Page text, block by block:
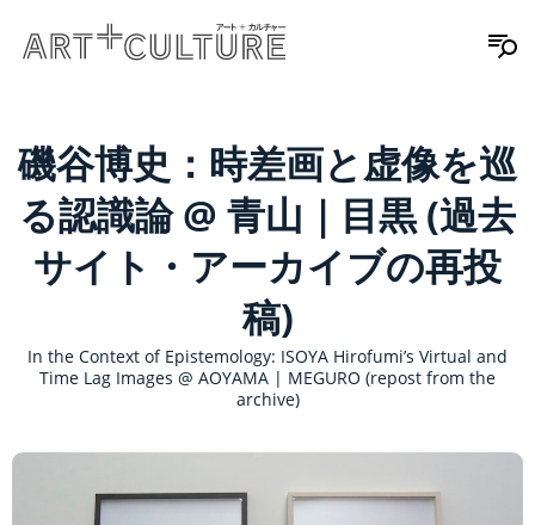
磯谷博史：時差画と虚像を巡
る認識論 @ 青山｜目黒 (過去
サイト・アーカイブの再投
稿)
In the Context of Epistemology: ISOYA Hirofumi’s Virtual and
Time Lag Images @ AOYAMA | MEGURO (repost from the
archive)